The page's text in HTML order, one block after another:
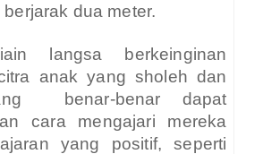
dua meter.
langsa berkeinginan
anak yang sholeh dan
benar-benar dapat
cara mengajari mereka
yang positif, seperti